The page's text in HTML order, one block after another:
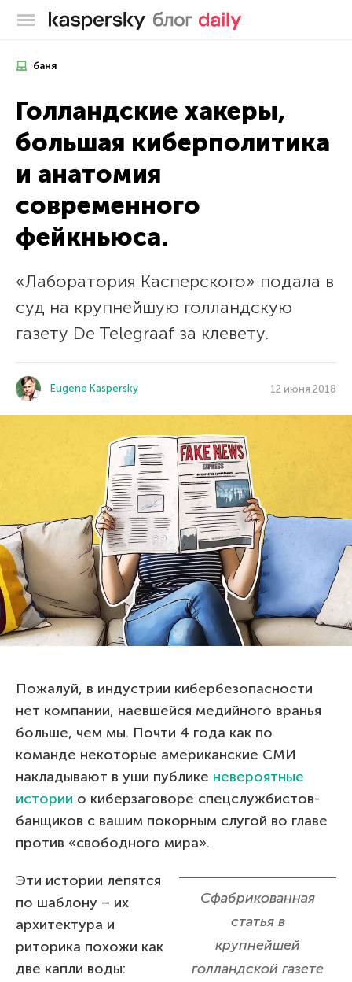
Блог Касперского
баня
Голландские хакеры,
большая киберполитика
и анатомия
современного
фейкньюса.
«Лаборатория Касперского» подала в
суд на крупнейшую голландскую
газету De Telegraaf за клевету.
Eugene Kaspersky 12 июня 2018
Пожалуй, в индустрии кибербезопасности
нет компании, наевшейся медийного вранья
больше, чем мы. Почти 4 года как по
команде некоторые американские СМИ
накладывают в уши публике невероятные
истории о киберзаговоре спецслужбистов-
банщиков с вашим покорным слугой во главе
против «свободного мира».
Сфабрикованная
статья в
крупнейшей
голландской газете
Эти истории лепятся
по шаблону – их
архитектура и
риторика похожи как
две капли воды: